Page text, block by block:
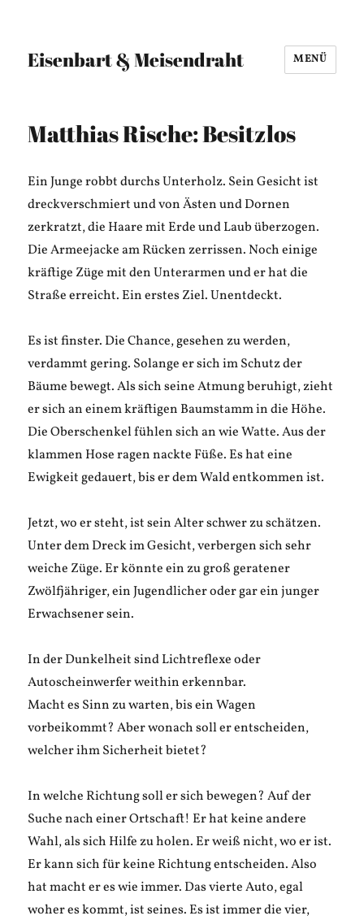
Eisenbart & Meisendraht MENÜ
Matthias Rische: Besitzlos
Ein Junge robbt durchs Unterholz. Sein Gesicht ist
dreckverschmiert und von Ästen und Dornen
zerkratzt, die Haare mit Erde und Laub überzogen.
Die Armeejacke am Rücken zerrissen. Noch einige
kräftige Züge mit den Unterarmen und er hat die
Straße erreicht. Ein erstes Ziel. Unentdeckt.
Es ist finster. Die Chance, gesehen zu werden,
verdammt gering. Solange er sich im Schutz der
Bäume bewegt. Als sich seine Atmung beruhigt, zieht
er sich an einem kräftigen Baumstamm in die Höhe.
Die Oberschenkel fühlen sich an wie Watte. Aus der
klammen Hose ragen nackte Füße. Es hat eine
Ewigkeit gedauert, bis er dem Wald entkommen ist.
Jetzt, wo er steht, ist sein Alter schwer zu schätzen.
Unter dem Dreck im Gesicht, verbergen sich sehr
weiche Züge. Er könnte ein zu groß geratener
Zwölfjähriger, ein Jugendlicher oder gar ein junger
Erwachsener sein.
In der Dunkelheit sind Lichtreflexe oder
Autoscheinwerfer weithin erkennbar.
Macht es Sinn zu warten, bis ein Wagen
vorbeikommt? Aber wonach soll er entscheiden,
welcher ihm Sicherheit bietet?
In welche Richtung soll er sich bewegen? Auf der
Suche nach einer Ortschaft! Er hat keine andere
Wahl, als sich Hilfe zu holen. Er weiß nicht, wo er ist.
Er kann sich für keine Richtung entscheiden. Also
hat macht er es wie immer. Das vierte Auto, egal
woher es kommt, ist seines. Es ist immer die vier,